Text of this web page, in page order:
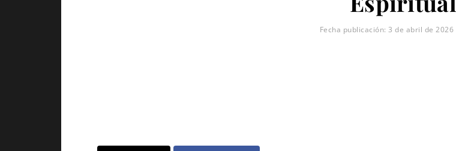
Fecha publicación: 3 de abril de 2026